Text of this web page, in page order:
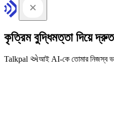
কৃত্রিম বুদ্ধিমত্তা দিয়ে
Talkpal એআই AI-কে তোমার নিজস্ব